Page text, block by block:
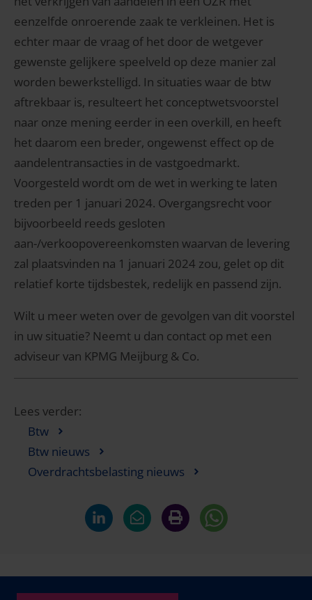
eenzelfde onroerende zaak te verkleinen. Het is
echter maar de vraag of het door de wetgever
gewenste gelijkere speelveld op deze manier zal
worden bewerkstelligd. In situaties waar de btw
aftrekbaar is, resulteert het conceptwetsvoorstel
naar onze mening eerder in een overkill, en heeft
het daarom een breder, ongewenst effect op de
aandelentransacties in de vastgoedmarkt.
Voorgesteld wordt om de wet in werking te laten
treden per 1 januari 2024. Overgangsrecht voor
bijvoorbeeld reeds gesloten
aan-/verkoopovereenkomsten waarvan de levering
zal plaatsvinden na 1 januari 2024 zou, gelet op dit
relatief korte tijdsbestek, redelijk en passend zijn.
Wilt u meer weten over de gevolgen van dit voorstel
in uw situatie? Neemt u dan contact op met een
adviseur van KPMG Meijburg & Co.
Lees verder:
Btw
Btw nieuws
Overdrachtsbelasting nieuws